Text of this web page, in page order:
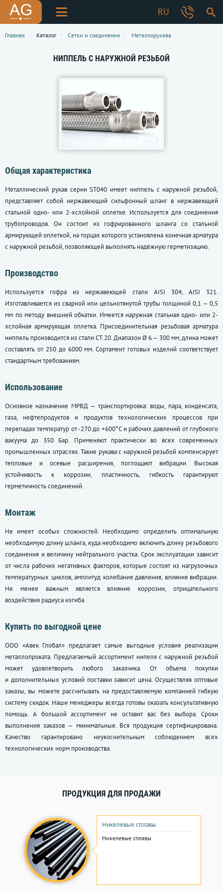
RU
Главная Каталог Сетки и соединения Металлорукава
НИППЕЛЬ С НАРУЖНОЙ РЕЗЬБОЙ
Общая характеристика
Металлический рукав серии ST040 имеет ниппель с наружной резьбой,
представляет собой нержавеющий сильфонный шланг в нержавеющей
стальной одно- или 2-хслойной оплетке. Используется для соединения
трубопроводов. Он состоит из гофрированного шланга со стальной
армирующей оплеткой, на торцах которого установлена конечная арматура
с наружной резьбой, позволяющей выполнять надёжную герметизацию.
Производство
Используется гофра из нержавеющей стали AISI 304, AISI 321.
Изготавливается из сварной или цельнотянутой трубы толщиной 0,1 — 0,5
мм по методу внешней обкатки. Имеется наружная стальная одно- или 2-
хслойная армирующая оплетка. Присоединительная резьбовая арматура
ниппель производится из стали СТ.20. Диапазон Ø 6 — 300 мм, длина может
составлять от 250 до 6000 мм. Сортамент готовых изделий соответствует
стандартным требованиям.
Использование
Основное назначение МРВД — транспортировка: воды, пара, конденсата,
газа, нефтепродуктов и продуктов технологических процессов при
перепадах температур от -270 до +600°С и рабочих давлений от глубокого
вакуума до 350 Бар. Применяют практически во всех современных
промышленных отраслях. Такие рукава с наружной резьбой компенсирует
тепловые и осевые расширения, поглощают вибрации. Высокая
устойчивость к коррозии, пластичность, гибкость гарантируют
герметичность соединений.
Монтаж
Не имеет особых сложностей. Необходимо определить оптимальную
необходимую длину шланга, куда необходимо включить длину резьбового
соединения и величину нейтрального участка. Срок эксплуатации зависит
от числа рабочих негативных факторов, которые состоят из нагрузочных
температурных циклов, амплитуд колебания давления, влияния вибрации.
Не менее важным является влияние коррозии, отрицательного
воздействия радиуса изгиба.
Купить по выгодной цене
ООО «Авек Глобал» предлагает самые выгодные условия реализации
металлопроката. Предлагаемый ассортимент нипеля с наружной резьбой
может удовлетворить любого заказчика. От объема покупки
и дополнительных условий поставки зависит цена. Осуществляя оптовые
заказы, вы можете рассчитывать на предоставляемую компанией гибкую
систему скидок. Наши менеджеры всегда готовы оказать консультативную
помощь. А большой ассортимент не оставит вас без выбора. Сроки
выполнения заказов — минимальные. Вся продукция сертифицирована.
Качество гарантировано неукоснительным соблюдением всех
технологических норм производства.
ПРОДУКЦИЯ ДЛЯ ПРОДАЖИ
Никелевые сплавы
Никелевые сплавы